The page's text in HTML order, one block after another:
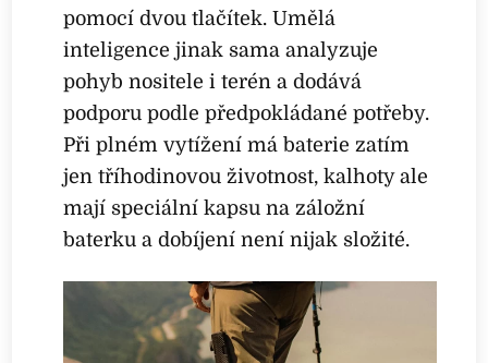
pomocí dvou tlačítek. Umělá
inteligence jinak sama analyzuje
pohyb nositele i terén a dodává
podporu podle předpokládané potřeby.
Při plném vytížení má baterie zatím
jen tříhodinovou životnost, kalhoty ale
mají speciální kapsu na záložní
baterku a dobíjení není nijak složité.